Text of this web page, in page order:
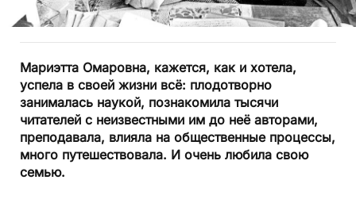
Мариэтта Омаровна, кажется, как и хотела,
успела в своей жизни всё: плодотворно
занималась наукой, познакомила тысячи
читателей с неизвестными им до неё авторами,
преподавала, влияла на общественные процессы,
много путешествовала. И очень любила свою
семью.